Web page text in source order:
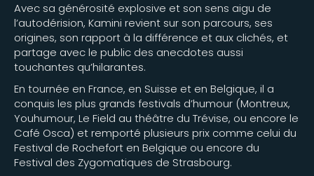
Avec sa générosité explosive et son sens aigu de
l’autodérision, Kamini revient sur son parcours, ses
origines, son rapport à la différence et aux clichés, et
partage avec le public des anecdotes aussi
touchantes qu’hilarantes.
En tournée en France, en Suisse et en Belgique, il a
conquis les plus grands festivals d’humour (Montreux,
Youhumour, Le Field au théâtre du Trévise, ou encore le
Café Osca) et remporté plusieurs prix comme celui du
Festival de Rochefort en Belgique ou encore du
Festival des Zygomatiques de Strasbourg.